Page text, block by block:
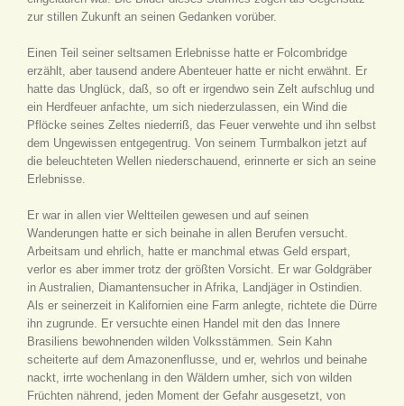
zur stillen Zukunft an seinen Gedanken vorüber.
Einen Teil seiner seltsamen Erlebnisse hatte er Folcombridge
erzählt, aber tausend andere Abenteuer hatte er nicht erwähnt. Er
hatte das Unglück, daß, so oft er irgendwo sein Zelt aufschlug und
ein Herdfeuer anfachte, um sich niederzulassen, ein Wind die
Pflöcke seines Zeltes niederriß, das Feuer verwehte und ihn selbst
dem Ungewissen entgegentrug. Von seinem Turmbalkon jetzt auf
die beleuchteten Wellen niederschauend, erinnerte er sich an seine
Erlebnisse.
Er war in allen vier Weltteilen gewesen und auf seinen
Wanderungen hatte er sich beinahe in allen Berufen versucht.
Arbeitsam und ehrlich, hatte er manchmal etwas Geld erspart,
verlor es aber immer trotz der größten Vorsicht. Er war Goldgräber
in Australien, Diamantensucher in Afrika, Landjäger in Ostindien.
Als er seinerzeit in Kalifornien eine Farm anlegte, richtete die Dürre
ihn zugrunde. Er versuchte einen Handel mit den das Innere
Brasiliens bewohnenden wilden Volksstämmen. Sein Kahn
scheiterte auf dem Amazonenflusse, und er, wehrlos und beinahe
nackt, irrte wochenlang in den Wäldern umher, sich von wilden
Früchten nährend, jeden Moment der Gefahr ausgesetzt, von